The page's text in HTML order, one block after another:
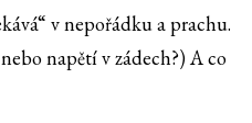
v nepořádku a prachu.
napětí v zádech?) A co